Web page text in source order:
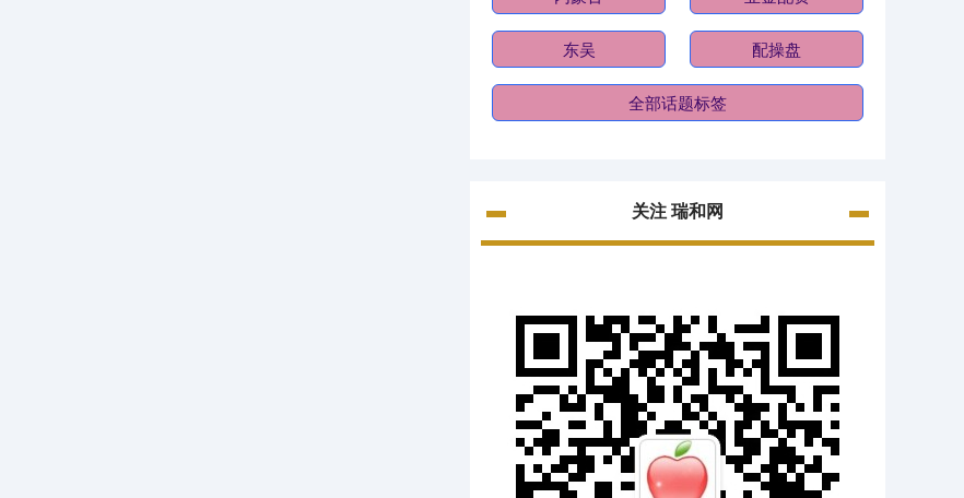
东吴 配操盘
全部话题标签
关注 瑞和网